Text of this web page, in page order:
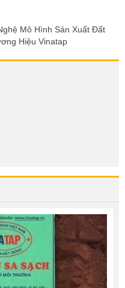
Mô Hình Sản Xuất Đất
Hiệu Vinatap